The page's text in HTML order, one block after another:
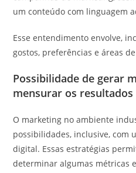
um conteúdo com linguagem
Esse entendimento envolve,
gostos, preferências e áreas
Possibilidade de gerar
mensurar os resultados
O marketing no ambiente
possibilidades, inclusive, com
digital. Essas estratégias
determinar algumas métricas